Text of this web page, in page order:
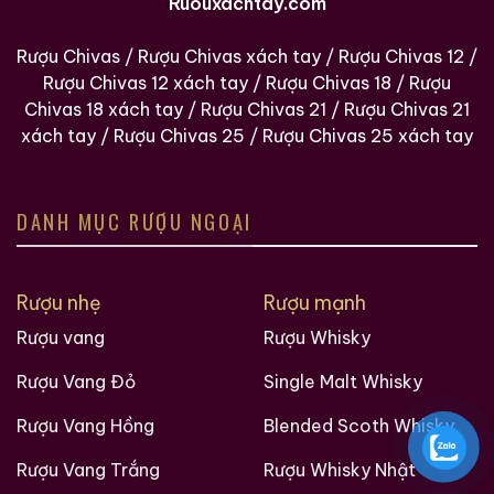
Cách thưởng thức: Suntory Pure Malt Whiskey nên
được thưởng thức lạnh hoặc pha chế một chút
nước trái cây để giảm độ cay của whiskey, tôn lên
hương vị và mùi thơm của sản phẩm.
Whisky 7 năm tuổi tại nhà.
Để pha chế rượu Suntory Pure Malt Whisky 7 năm tuổi
tại nhà, bạn cần chuẩn bị các nguyên liệu sau:
2 ly rượu mạch nha
1 ly rượu lúa mì
1 ly rượu lúa mạch
Rượu Chivas / Rượu Chivas xách tay / Rượu Chivas 12 /
Rượu Chivas 12 xách tay / Rượu Chivas 18 / Rượu
Chivas 18 xách tay / Rượu Chivas 21 / Rượu Chivas 21
xách tay / Rượu Chivas 25 / Rượu Chivas 25 xách tay
DANH MỤC RƯỢU NGOẠI
Rượu nhẹ
Rượu vang
Rượu Vang Đỏ
Rượu Vang Hồng
Rượu Vang Trắng
Rượu mạnh
Rượu Whisky
Single Malt Whisky
Blended Scoth Whisky
Rượu Whisky Nhật